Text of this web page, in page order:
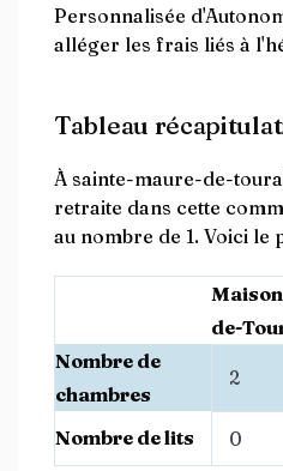
Personnalisée
alléger les frais liés à
Tableau
À sainte-maure-de-
retraite dans cette
au nombre de 1. Voici le
de-
Nombre de
chambres
2
Nombre de lits 0